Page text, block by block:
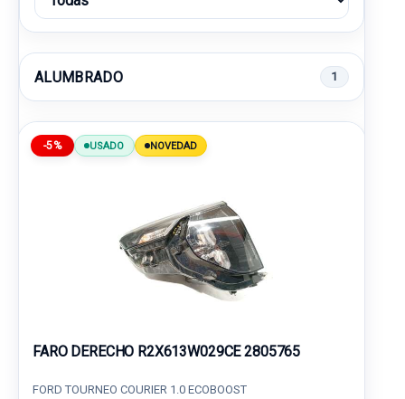
ALUMBRADO 1
-5% USADO NOVEDAD
FARO DERECHO R2X613W029CE 2805765
FORD TOURNEO COURIER 1.0 ECOBOOST